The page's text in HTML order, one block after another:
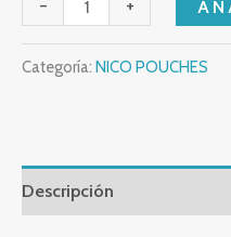
- +
Categoría: NICO POUCHES
Descripción